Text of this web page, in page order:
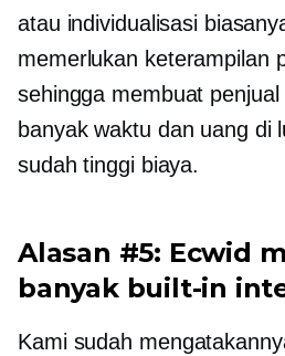
atau individualisasi
memerlukan keterampilan
sehingga membuat
banyak waktu dan uang di
sudah tinggibiaya.
Alasan #5: Ecwid
banyak built-in
Kami sudah